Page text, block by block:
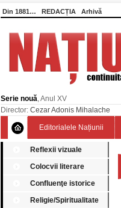
Din 1881… REDACȚIA Arhivă
Serie nouă, Anul XV
Director: Cezar Adonis Mihalache
Editorialele Națiunii
Reflexii vizuale
Colocvii literare
Confluenţe istorice
Religie/Spiritualitate